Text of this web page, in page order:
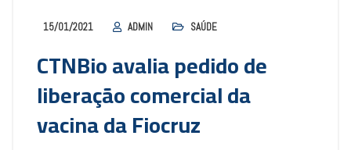
15/01/2021 ADMIN SAÚDE
CTNBio avalia pedido de
liberação comercial da
vacina da Fiocruz